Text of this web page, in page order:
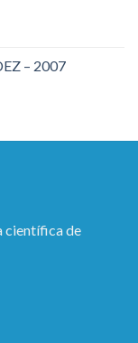
– 2007
científica de